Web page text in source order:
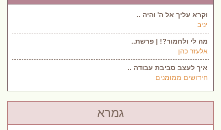
וקרא עליך אל ה' והיה ..
יניב
מה לי ולחמור?! | פרשת..
אלעזר כהן
איך לעצב סביבת עבודה ..
חידושים ממומנים
גמרא